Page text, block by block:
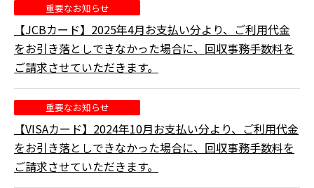
重要なお知らせ
【JCBカード】2025年4月お支払い分より、ご利用代金
をお引き落としできなかった場合に、回収事務手数料を
ご請求させていただきます。
重要なお知らせ
【VISAカード】2024年10月お支払い分より、ご利用代金
をお引き落としできなかった場合に、回収事務手数料を
ご請求させていただきます。